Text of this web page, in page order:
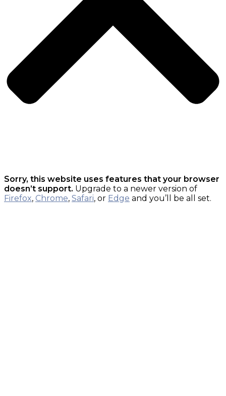
Sorry, this website uses features that your browser
doesn’t support. Upgrade to a newer version of
Firefox, Chrome, Safari, or Edge and you’ll be all set.